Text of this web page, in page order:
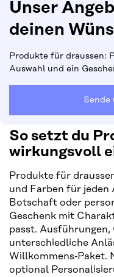
Unser
deinen
Produkte für draussen:
Auswahl und ein
Sende
So setzt du
wirkungsvoll
Produkte für
und Farben für jeden
Botschaft oder
Geschenk mit
passt. Ausführungen,
unterschiedliche
Willkommens‑Paket.
optional